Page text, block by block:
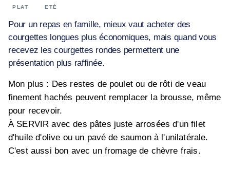
PLAT ETÉ
Pour un repas en famille, mieux vaut acheter des
courgettes longues plus économiques, mais quand vous
recevez les courgettes rondes permettent une
présentation plus raffinée.
Mon plus : Des restes de poulet ou de rôti de veau
finement hachés peuvent remplacer la brousse, même
pour recevoir.
À SERVIR avec des pâtes juste arrosées d'un filet
d'huile d'olive ou un pavé de saumon à l'unilatérale.
C'est aussi bon avec un fromage de chèvre frais.